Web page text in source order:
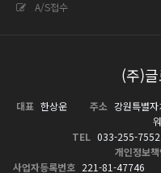
A/S접수
(주)
대표 한상운 주소 강원특별
TEL 033-255-7552
개인정보
사업자등록번호 221-81-47746